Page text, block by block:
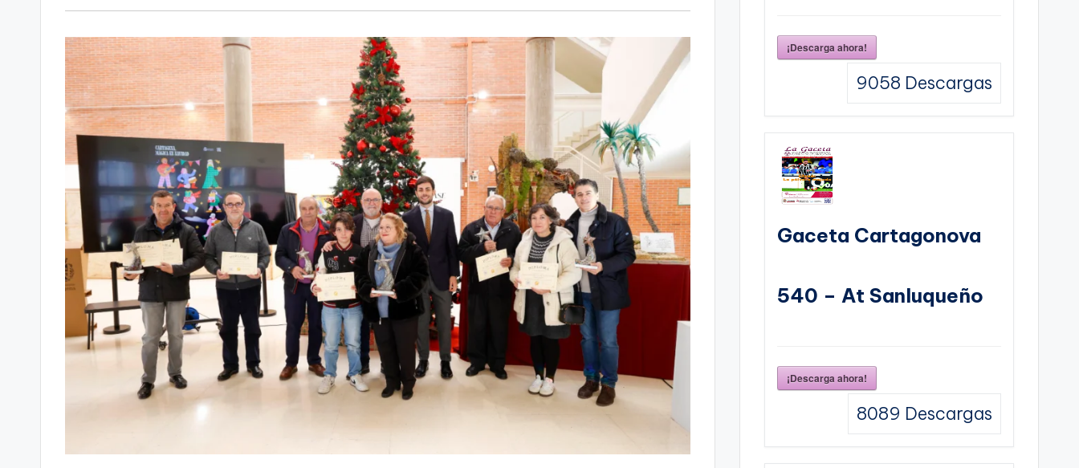
¡Descarga ahora!
9058 Descargas
Gaceta Cartagonova
540 – At Sanluqueño
¡Descarga ahora!
8089 Descargas